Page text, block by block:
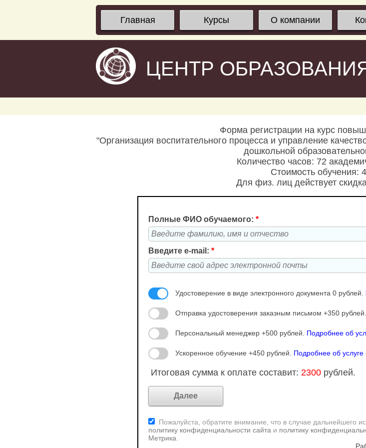
Главная Курсы О компании
ЦЕНТР
Форма регистрации на курс
"Организация воспитательного процесса и управление
дошкольной
Количество часов: 72
Стоимость обучения:
Для физ. лиц действует
Полные ФИО обучаемого: *
Введите e-mail: *
Удостоверение в виде электронного документа 0 рублей.
Отправка удостоверения заказным письмом +350 рублей.
Персональный менеджер +500 рублей. Подробнее об
Ускоренное обучение +450 рублей. Подробнее об услуге
Итоговая сумма к оплате составит: 2300 рублей.
Пожалуйста, обратите внимание, что в случае дальнейшего
политику конфиденциальности сайта и политику
Метрика